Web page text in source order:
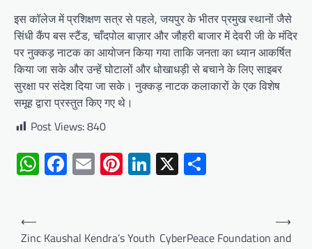
इस कॉलेज में प्रशिक्षण सत्र से पहले, जयपुर के भीतर प्रमुख स्थानों जैसे
सिंधी कैंप बस स्टैंड, चाँदपोल बाज़ार और जौहरी बाजार में देवरी जी के मंदिर
पर नुक्कड़ नाटक का आयोजन किया गया ताकि जनता का ध्यान आकर्षित
किया जा सके और उन्हें घोटालों और धोखाधड़ी से बचाने के लिए साइबर
सुरक्षा पर संदेश दिया जा सके। नुक्कड़ नाटक कलाकारों के एक विशेष
समूह द्वारा प्रस्तुत किए गए थे।
Post Views:840
WhatsApp
Facebook
EmailPinterest
LinkedIn
X
Post
navigation
⟵
Zinc Kaushal Kendra’s Youth CyberPeace Foundation and
⟶